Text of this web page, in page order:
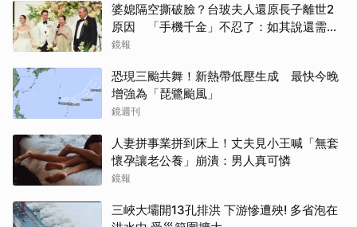
婆媳隔空撕破臉？台玻夫人還原長子離世2
原因 「手機千金」不忍了：如其說還需要
離開嗎？
鏡報
恐現三颱共舞！新熱帶低壓生成 最快今晚
增強為「琵鷺颱風」
鏡週刊
人妻拼事業拼到床上！丈夫見小王喊「無套
懷孕讓老公養」崩潰：男人真可憐
鏡報
三峽大壩開13孔排洪 下游慘遭殃! 多省泡在